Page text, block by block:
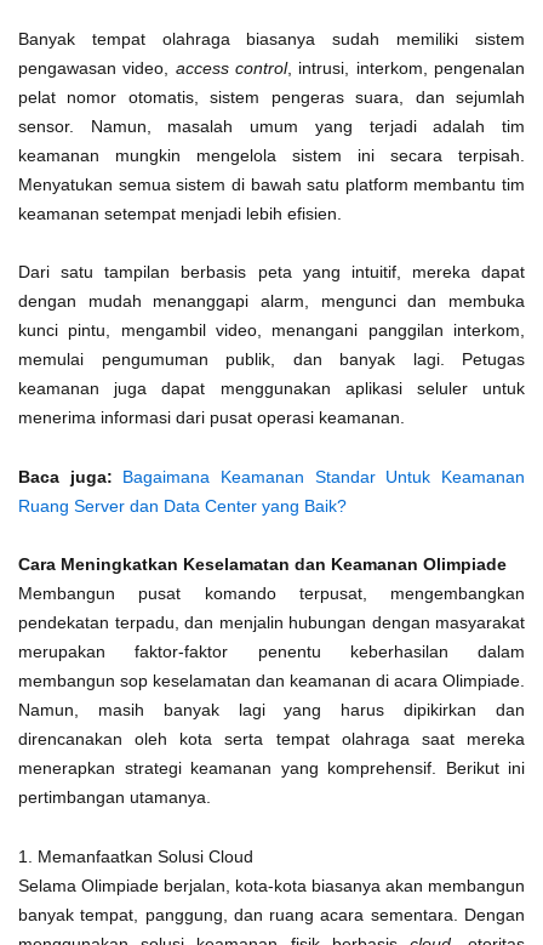
Banyak tempat olahraga biasanya sudah memiliki sistem
pengawasan video, access control, intrusi, interkom, pengenalan
pelat nomor otomatis, sistem pengeras suara, dan sejumlah
sensor. Namun, masalah umum yang terjadi adalah tim
keamanan mungkin mengelola sistem ini secara terpisah.
Menyatukan semua sistem di bawah satu platform membantu tim
keamanan setempat menjadi lebih efisien.
Dari satu tampilan berbasis peta yang intuitif, mereka dapat
dengan mudah menanggapi alarm, mengunci dan membuka
kunci pintu, mengambil video, menangani panggilan interkom,
memulai pengumuman publik, dan banyak lagi. Petugas
keamanan juga dapat menggunakan aplikasi seluler untuk
menerima informasi dari pusat operasi keamanan.
Baca juga:
Bagaimana Keamanan Standar Untuk Keamanan
Ruang Server dan Data Center yang Baik?
Cara Meningkatkan Keselamatan dan Keamanan Olimpiade
Membangun pusat komando terpusat, mengembangkan
pendekatan terpadu, dan menjalin hubungan dengan masyarakat
merupakan faktor-faktor penentu keberhasilan dalam
membangun sop keselamatan dan keamanan di acara Olimpiade.
Namun, masih banyak lagi yang harus dipikirkan dan
direncanakan oleh kota serta tempat olahraga saat mereka
menerapkan strategi keamanan yang komprehensif. Berikut ini
pertimbangan utamanya.
1. Memanfaatkan Solusi Cloud
Selama Olimpiade berjalan, kota-kota biasanya akan membangun
banyak tempat, panggung, dan ruang acara sementara. Dengan